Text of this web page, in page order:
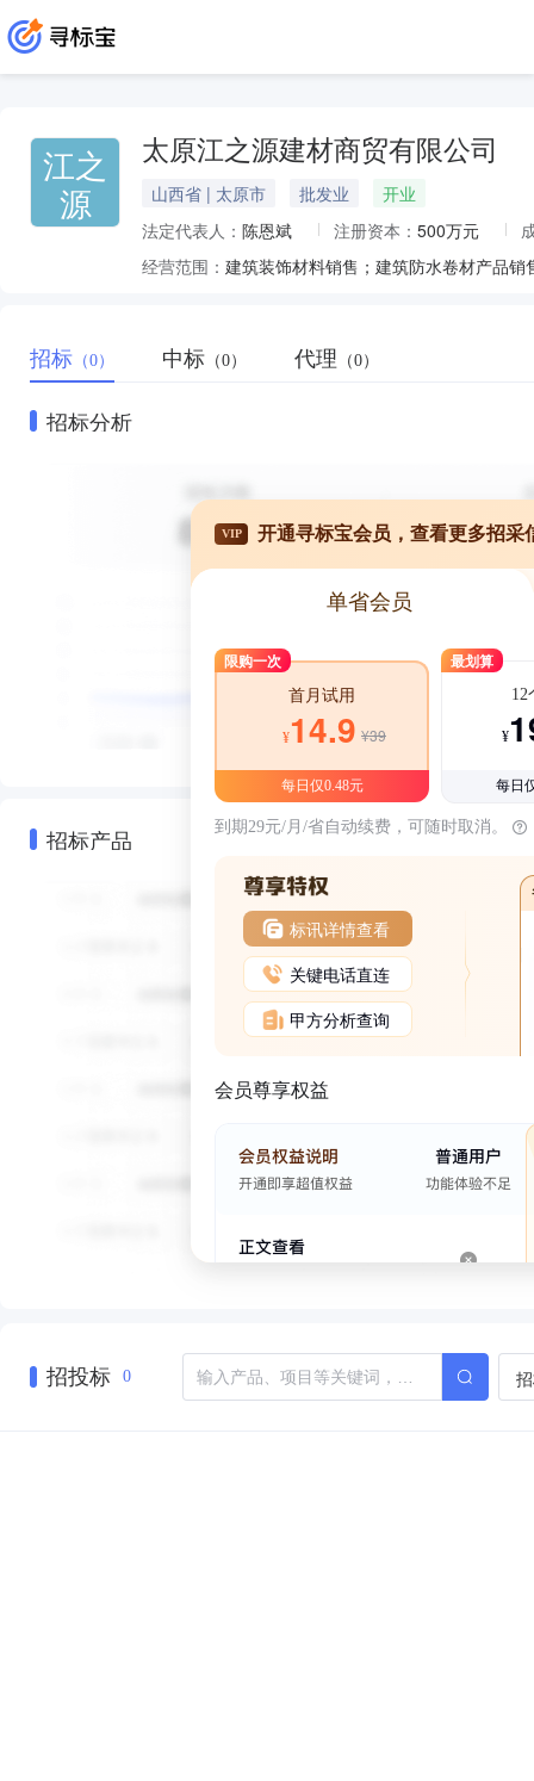
江之
源
太原江之源建材商贸有限公司
山西省 | 太原市 批发业
开业
法定代表人： 陈恩斌 注册资本： 500万元
经营范围：
招标 （0） 中标 （0） 代理 （0）
招标分析
招标产品
VIP 开通寻标宝会员，查看更多招采
单省会员
限购一次
首月试用
¥14.9 ¥39
每日仅0.48元
最划算
12
¥
每日
到期29元/月/省自动续费，可随时取消。
标讯详情查看
关键电话直连
甲方分析查询
会员尊享权益
招投标 0